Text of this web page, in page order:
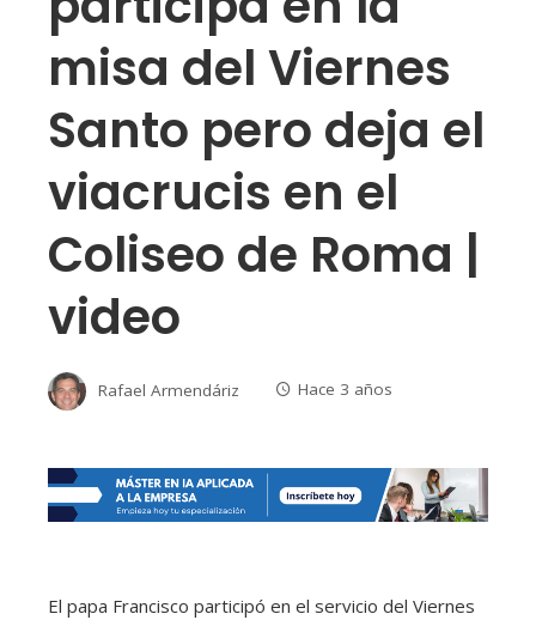
misa del Viernes
Santo pero deja el
viacrucis en el
Coliseo de Roma |
video
Rafael Armendáriz Hace 3 años
El papa Francisco participó en el servicio del Viernes